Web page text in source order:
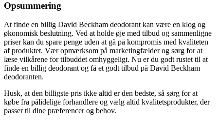
Opsummering
At finde en billig David Beckham deodorant kan være en klog og
økonomisk beslutning. Ved at holde øje med tilbud og sammenligne
priser kan du spare penge uden at gå på kompromis med kvaliteten
af produktet. Vær opmærksom på marketingfælder og sørg for at
læse vilkårene for tilbuddet omhyggeligt. Nu er du godt rustet til at
finde en billig deodorant og få et godt tilbud på David Beckham
deodoranten.
Husk, at den billigste pris ikke altid er den bedste, så sørg for at
købe fra pålidelige forhandlere og vælg altid kvalitetsprodukter, der
passer til dine præferencer og behov.